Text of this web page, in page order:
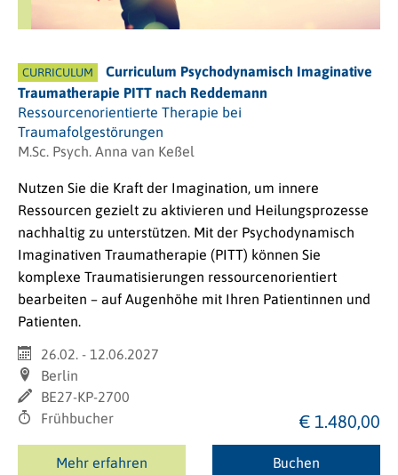
CURRICULUM
Curriculum Psychodynamisch Imaginative
Traumatherapie PITT nach Reddemann
Ressourcenorientierte Therapie bei
Traumafolgestörungen
M.Sc. Psych. Anna van Keßel
Nutzen Sie die Kraft der Imagination, um innere
Ressourcen gezielt zu aktivieren und Heilungsprozesse
nachhaltig zu unterstützen. Mit der Psychodynamisch
Imaginativen Traumatherapie (PITT) können Sie
komplexe Traumatisierungen ressourcenorientiert
bearbeiten – auf Augenhöhe mit Ihren Patientinnen und
Patienten.
26.02. - 12.06.2027
Berlin
BE27-KP-2700
Frühbucher
€ 1.480,00
Mehr erfahren Buchen